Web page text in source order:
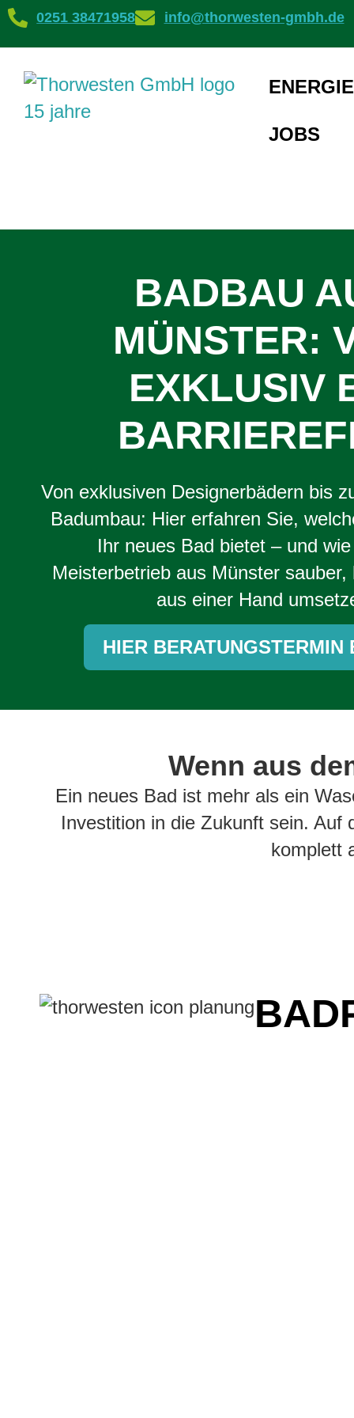
0251 38471958 info@thorwesten-gmbh.de
JOBS
BADBAU
MÜNSTER:
EXKLUSIV
Von exklusiven Designerbädern bis
Badumbau: Hier erfahren Sie,
Ihr neues Bad bietet – und
Meisterbetrieb aus Münster sauber,
aus einer Hand
HIER BERATUNGSTERMIN
Wenn aus
Ein neues Bad ist mehr als ein
Investition in die Zukunft sein. Auf
komplett